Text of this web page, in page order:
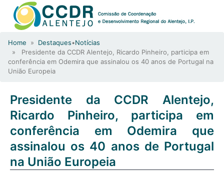
Home » Destaques•Notícias
» Presidente da CCDR Alentejo, Ricardo Pinheiro, participa em
conferência em Odemira que assinalou os 40 anos de Portugal na
União Europeia
Presidente da CCDR Alentejo,
Ricardo Pinheiro, participa em
conferência em Odemira que
assinalou os 40 anos de Portugal
na União Europeia